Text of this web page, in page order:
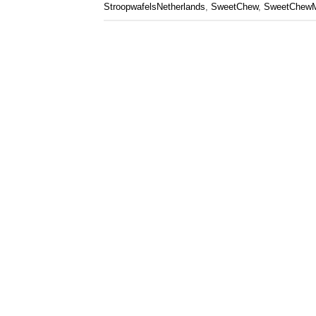
StroopwafelsNetherlands SweetChew,